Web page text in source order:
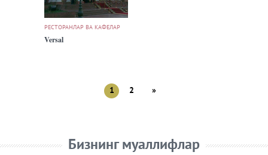
РЕСТОРАНЛАР ВА КАФЕЛАР
Versal
1 2 »
Бизнинг муаллифлар